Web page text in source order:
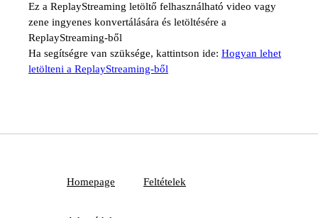
Ez a ReplayStreaming letöltő felhasználható video vagy
zene ingyenes konvertálására és letöltésére a
ReplayStreaming-ből
Ha segítségre van szüksége, kattintson ide: Hogyan lehet
letölteni a ReplayStreaming-ből
Homepage Feltételek